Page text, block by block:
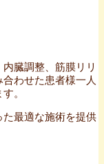
臓調整、筋膜リリ
わせた患者様一人
。
最適な施術を提供